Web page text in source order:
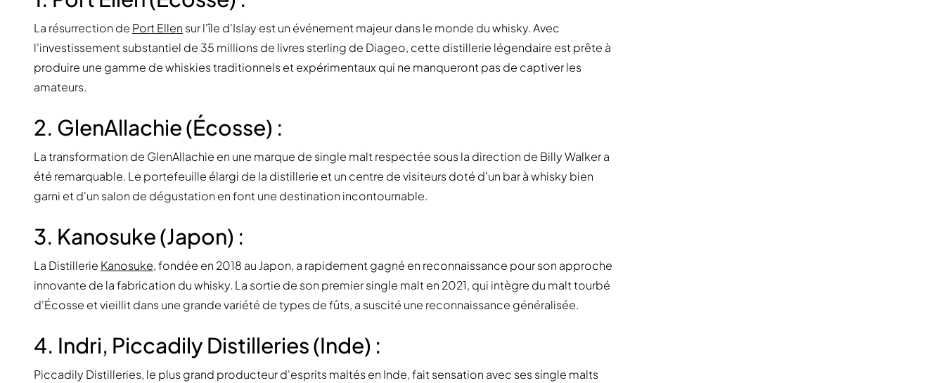
La résurrection de Port Ellen sur l'île d'Islay est un événement majeur dans le monde du whisky. Avec
l'investissement substantiel de 35 millions de livres sterling de Diageo, cette distillerie légendaire est prête à
produire une gamme de whiskies traditionnels et expérimentaux qui ne manqueront pas de captiver les
amateurs.
2. GlenAllachie (Écosse) :
La transformation de GlenAllachie en une marque de single malt respectée sous la direction de Billy Walker a
été remarquable. Le portefeuille élargi de la distillerie et un centre de visiteurs doté d'un bar à whisky bien
garni et d'un salon de dégustation en font une destination incontournable.
3. Kanosuke (Japon) :
La Distillerie Kanosuke, fondée en 2018 au Japon, a rapidement gagné en reconnaissance pour son approche
innovante de la fabrication du whisky. La sortie de son premier single malt en 2021, qui intègre du malt tourbé
d'Écosse et vieillit dans une grande variété de types de fûts, a suscité une reconnaissance généralisée.
4. Indri, Piccadily Distilleries (Inde) :
Piccadily Distilleries, le plus grand producteur d'esprits maltés en Inde, fait sensation avec ses single malts